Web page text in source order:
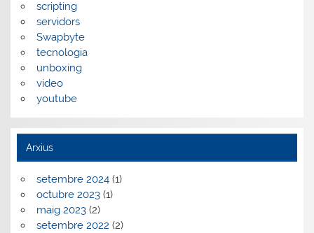
scripting
servidors
Swapbyte
tecnologia
unboxing
video
youtube
Arxius
setembre 2024(1)
octubre 2023(1)
maig 2023(2)
setembre 2022 (2)